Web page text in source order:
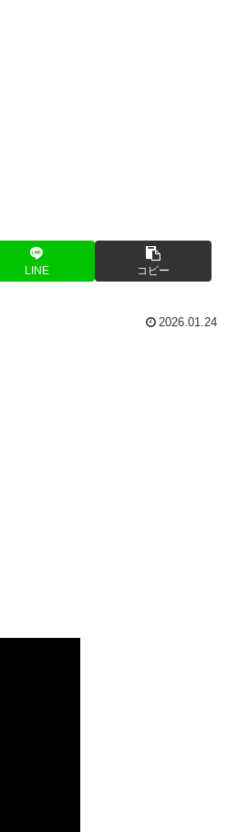
LINE コピー
2026.01.24